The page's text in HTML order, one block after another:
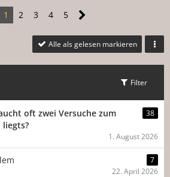
1 2 3 4 5
Alle als gelesen markieren
Filter
oft zwei Versuche zum
38
1. August 2026
7
22. April 2026